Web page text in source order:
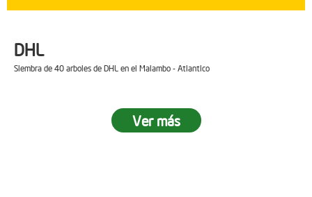
DHL
Siembra de 40 arboles de DHL en el Malambo - Atlantico
Ver más